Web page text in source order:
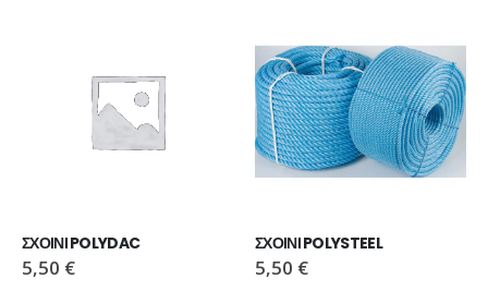
ΣΧΟΙΝΙ POLYDAC
5,50 €
ΣΧΟΙΝΙ POLYSTEEL
5,50 €